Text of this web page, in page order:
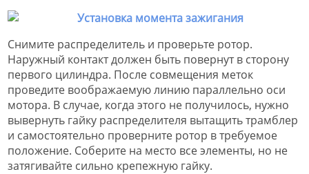
Снимите распределитель и проверьте ротор.
Наружный контакт должен быть повернут в сторону
первого цилиндра. После совмещения меток
проведите воображаемую линию параллельно оси
мотора. В случае, когда этого не получилось, нужно
вывернуть гайку распределителя вытащить трамблер
и самостоятельно проверните ротор в требуемое
положение. Соберите на место все элементы, но не
затягивайте сильно крепежную гайку.